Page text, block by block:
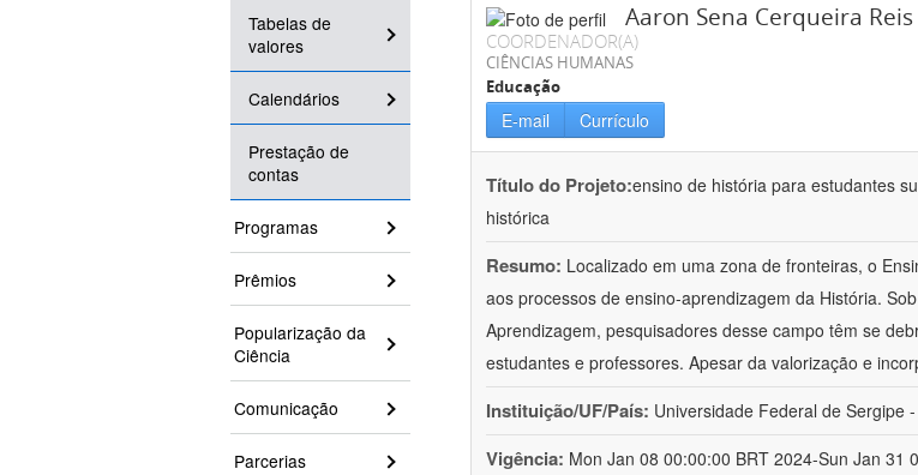
Tabelas de
valores
Calendários
Prestação de
contas
Programas
Prêmios
Popularização da
Ciência
Comunicação
Parcerias
Aaron Sena Cerqueira Reis
COORDENADOR(A)
CIÊNCIAS HUMANAS
Educação
E-mail Currículo
Título do Projeto:ensino de história para estudantes
histórica
Resumo: Localizado em uma zona de fronteiras, o
aos processos de ensino-aprendizagem da História.
Aprendizagem, pesquisadores desse campo têm se
estudantes e professores. Apesar da valorização e
Instituição/UF/País: Universidade Federal de Sergipe
Vigência: Mon Jan 08 00:00:00 BRT 2024-Sun Jan 31